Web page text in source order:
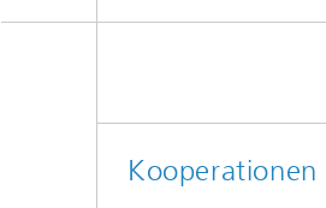
Kooperationen